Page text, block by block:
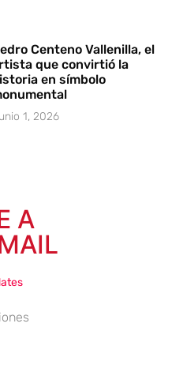
Centeno Vallenilla, el
que convirtió la
en símbolo
1, 2026
A